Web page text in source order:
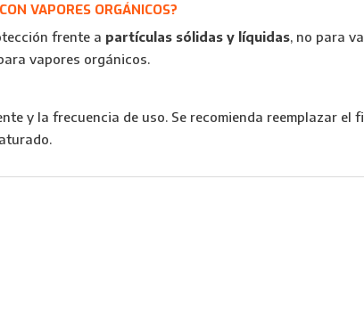
VAPORES ORGÁNICOS?
frente a partículas sólidas y líquidas, no para
vapores orgánicos.
y la frecuencia de uso. Se recomienda reemplazar